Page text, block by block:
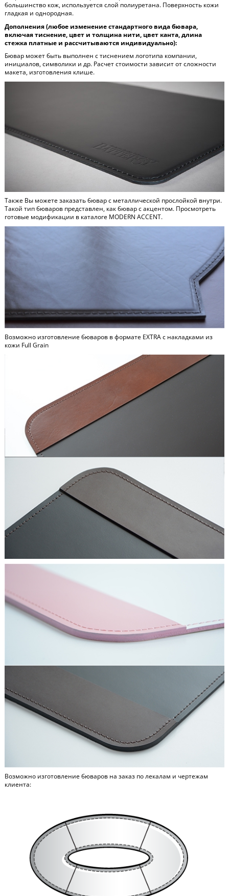
большинство кож, используется слой полиуретана. Поверхность кожи
гладкая и однородная.
Дополнения (любое изменение стандартного вида бювара,
включая тиснение, цвет и толщина нити, цвет канта, длина
стежка платные и рассчитываются индивидуально):
Бювар может быть выполнен с тиснением логотипа компании,
инициалов, символики и др. Расчет стоимости зависит от сложности
макета, изготовления клише.
Также Вы можете заказать бювар с металлической прослойкой внутри.
Такой тип бюваров представлен, как бювар с акцентом. Просмотреть
готовые модификации в каталоге MODERN ACCENT.
Возможно изготовление бюваров в формате EXTRAc накладками из
кожи Full Grain
Возможно изготовление бюваров на заказ по лекалам и чертежам
клиента: